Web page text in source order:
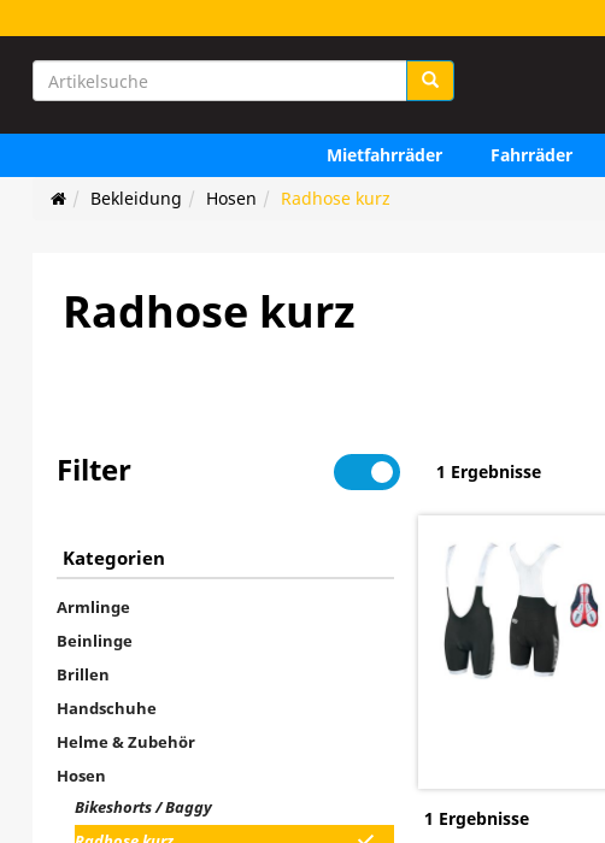
Mietfahrräder Fahrräder
Bekleidung
Hosen Radhose kurz
Radhose kurz
Filter 1 Ergebnisse
Kategorien
Armlinge
Beinlinge
Brillen
Handschuhe
Helme & Zubehör
Hosen
Bikeshorts / Baggy
1 Ergebnisse